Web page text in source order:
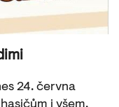
24. června